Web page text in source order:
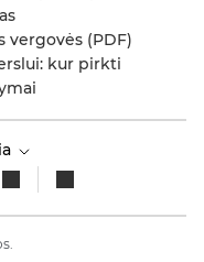
vergovės (PDF)
kur pirkti